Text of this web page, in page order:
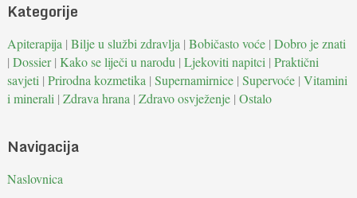
Kategorije
Apiterapija | Bilje u službi zdravlja | Bobičasto voće| Dobro je znati
| Dossier| Kako se liječi u narodu | Ljekoviti napitci | Praktični
savjeti | Prirodna kozmetika | Supernamirnice| Supervoće| Vitamini
i minerali | Zdrava hrana | Zdravo osvježenje| Ostalo
Navigacija
Naslovnica